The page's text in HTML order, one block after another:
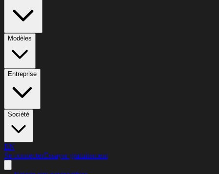
Modèles
Entreprise
Société
EN
Se connecterEssayer gratuitement